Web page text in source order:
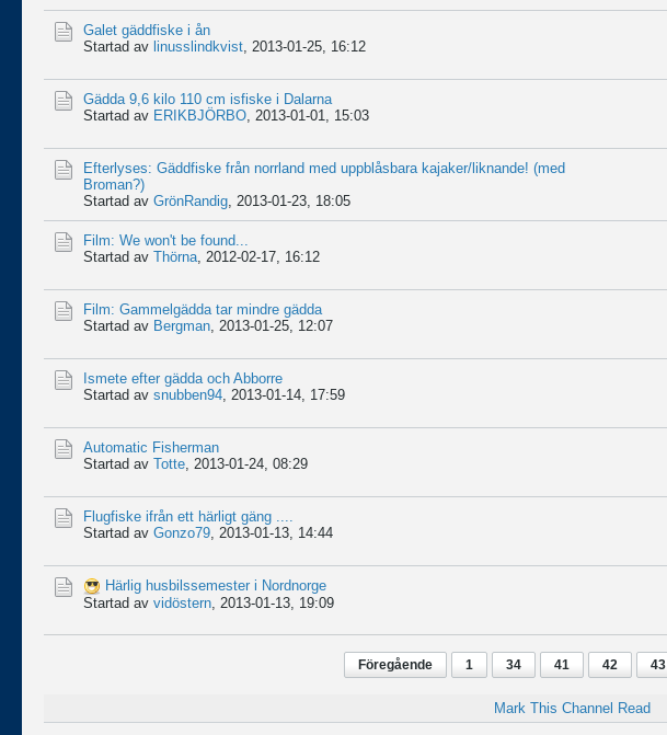
Galet gäddfiske i ån
Startad av linusslindkvist, 2013-01-25, 16:12
Gädda 9,6 kilo 110 cm isfiske i Dalarna
Startad av ERIKBJÖRBO, 2013-01-01, 15:03
Efterlyses: Gäddfiske från norrland med uppblåsbara kajaker/liknande! (med
Broman?)
Startad av GrönRandig, 2013-01-23, 18:05
Film: We won't be found...
Startad av Thörna, 2012-02-17, 16:12
Film: Gammelgädda tar mindre gädda
Startad av Bergman, 2013-01-25, 12:07
Ismete efter gädda och Abborre
Startad av snubben94, 2013-01-14, 17:59
Automatic Fisherman
Startad av Totte, 2013-01-24, 08:29
Flugfiske ifrån ett härligt gäng ....
Startad av Gonzo79, 2013-01-13, 14:44
Härlig husbilssemester i Nordnorge
Startad av vidöstern, 2013-01-13, 19:09
Föregående 1 34 41 42 43
Mark This Channel Read